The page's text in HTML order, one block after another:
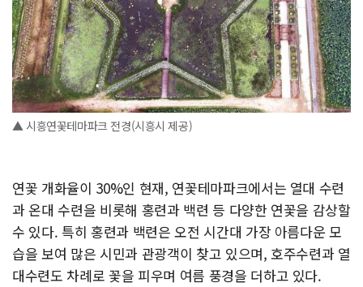
▲ 시흥연꽃테마파크 전경(시흥시 제공)
연꽃 개화율이 30%인 현재, 연꽃테마파크에서는 열대 수련
과 온대 수련을 비롯해 홍련과 백련 등 다양한 연꽃을 감상할
수 있다. 특히 홍련과 백련은 오전 시간대 가장 아름다운 모
습을 보여 많은 시민과 관광객이 찾고 있으며, 호주수련과 열
대수련도 차례로 꽃을 피우며 여름 풍경을 더하고 있다.